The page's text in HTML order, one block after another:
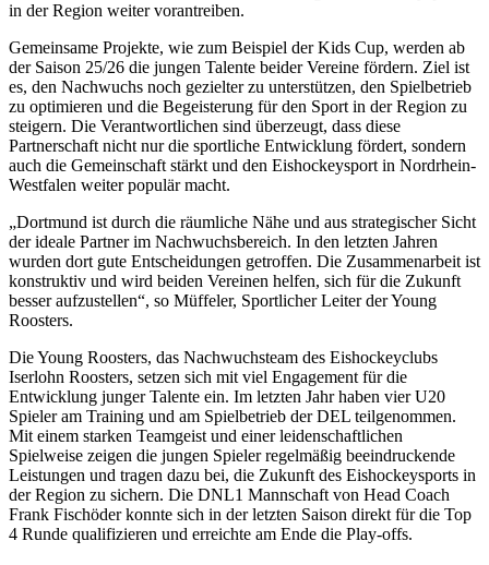
in der Region weiter vorantreiben.
Gemeinsame Projekte, wie zum Beispiel der Kids Cup, werden ab
der Saison 25/26 die jungen Talente beider Vereine fördern. Ziel ist
es, den Nachwuchs noch gezielter zu unterstützen, den Spielbetrieb
zu optimieren und die Begeisterung für den Sport in der Region zu
steigern. Die Verantwortlichen sind überzeugt, dass diese
Partnerschaft nicht nur die sportliche Entwicklung fördert, sondern
auch die Gemeinschaft stärkt und den Eishockeysport in Nordrhein-
Westfalen weiter populär macht.
„Dortmund ist durch die räumliche Nähe und aus strategischer Sicht
der ideale Partner im Nachwuchsbereich. In den letzten Jahren
wurden dort gute Entscheidungen getroffen. Die Zusammenarbeit ist
konstruktiv und wird beiden Vereinen helfen, sich für die Zukunft
besser aufzustellen“, so Müffeler, Sportlicher Leiter der Young
Roosters.
Die Young Roosters, das Nachwuchsteam des Eishockeyclubs
Iserlohn Roosters, setzen sich mit viel Engagement für die
Entwicklung junger Talente ein. Im letzten Jahr haben vier U20
Spieler am Training und am Spielbetrieb der DEL teilgenommen.
Mit einem starken Teamgeist und einer leidenschaftlichen
Spielweise zeigen die jungen Spieler regelmäßig beeindruckende
Leistungen und tragen dazu bei, die Zukunft des Eishockeysports in
der Region zu sichern. Die DNL1 Mannschaft von Head Coach
Frank Fischöder konnte sich in der letzten Saison direkt für die Top
4 Runde qualifizieren und erreichte am Ende die Play-offs.